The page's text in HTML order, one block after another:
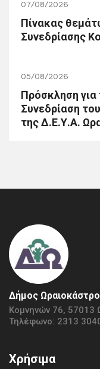
07/08/2026
Πίνακας
Συνεδρίασης
05/08/2026
Πρόσκληση
Συνεδρίαση
της Δ.Ε.Υ.Α.
Δήμος
Κομνηνών 76, 57013
Τηλέφωνο: 2313
Χρήσιμα